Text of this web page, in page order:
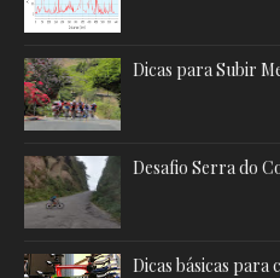
Dicas para Subir
Desafio Serra do
Dicas básicas